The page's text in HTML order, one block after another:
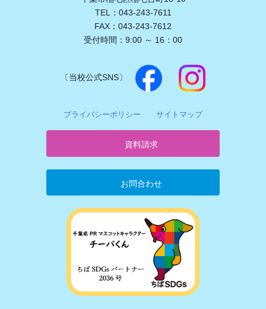
TEL：043-243-7611
FAX：043-243-7612
受付時間：9:00 ～ 16：00
〔当校公式SNS〕
プライバシーポリシー サイトマップ
資料請求
お問合わせ